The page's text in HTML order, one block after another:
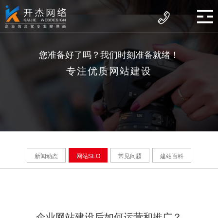
您准备好了吗？我们时刻准备就绪！
专注优质网站建设
新闻动态 网站SEO 常见问题 建站百科